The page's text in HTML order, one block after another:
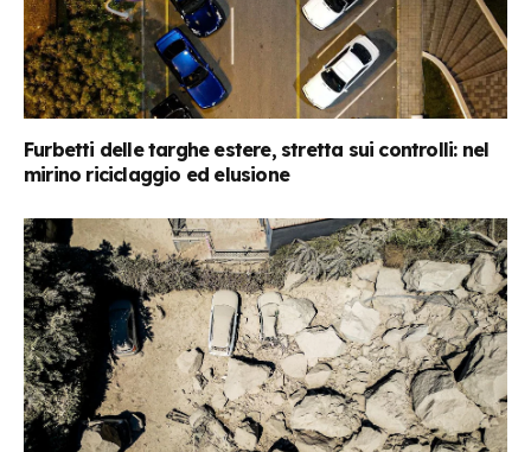
Furbetti delle targhe estere, stretta sui controlli: nel
mirino riciclaggio ed elusione